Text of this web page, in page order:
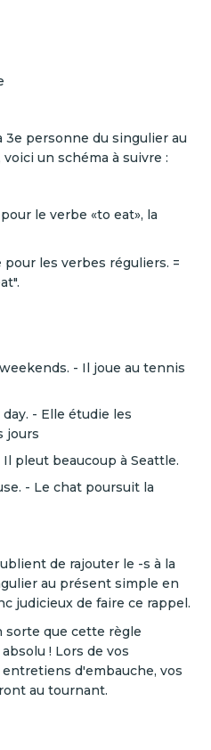
3e personne du singulier au
un schéma à suivre :
le verbe «to eat», la
les verbes réguliers. =
- Il joue au tennis
- Elle étudie les
jours
pleut beaucoup à Seattle.
- Le chat poursuit la
de rajouter le -s à la
au présent simple en
judicieux de faire ce rappel.
sorte que cette règle
! Lors de vos
d'embauche, vos
au tournant.